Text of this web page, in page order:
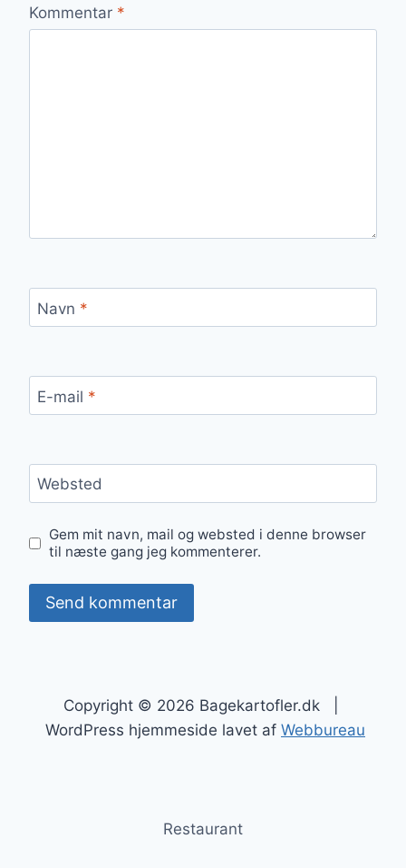
Kommentar *
Navn *
E-mail *
Websted
Gem mit navn, mail og websted i denne browser
til næste gang jeg kommenterer.
Copyright © 2026 Bagekartofler.dk |
WordPress hjemmeside lavet af Webbureau
Restaurant